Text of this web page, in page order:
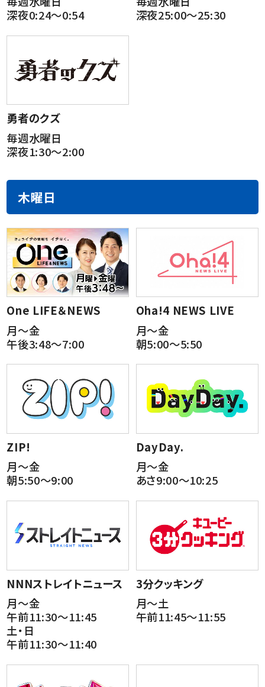
深夜0:24～0:54
深夜25:00～25:30
勇者のクズ
毎週水曜日
深夜1:30～2:00
木曜日
One LIFE＆NEWS
月～金
午後3:48～7:00
Oha!4 NEWS LIVE
月～金
朝5:00～5:50
ZIP!
月～金
朝5:50～9:00
DayDay.
月～金
あさ9:00～10:25
NNNストレイトニュース
月～金
午前11:30～11:45
土・日
午前11:30～11:40
3分クッキング
月～土
午前11:45～11:55